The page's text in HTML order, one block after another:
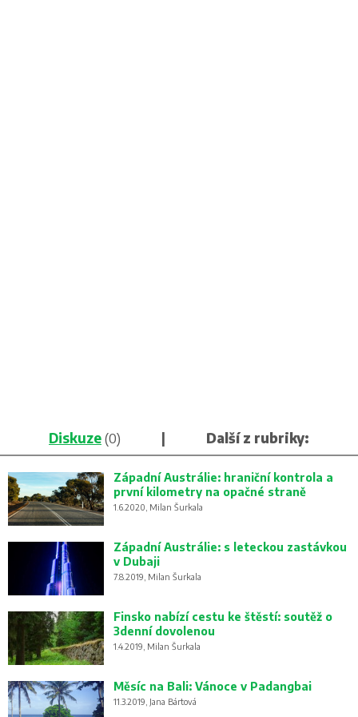
Diskuze(0) | Další z rubriky:
Západní Austrálie: hraniční kontrola a
první kilometry na opačné straně
1.6.2020, Milan Šurkala
Západní Austrálie: s leteckou zastávkou
v Dubaji
7.8.2019, Milan Šurkala
Finsko nabízí cestu ke štěstí: soutěž o
3denní dovolenou
1.4.2019, Milan Šurkala
Měsíc na Bali: Vánoce v Padangbai
11.3.2019, Jana Bártová